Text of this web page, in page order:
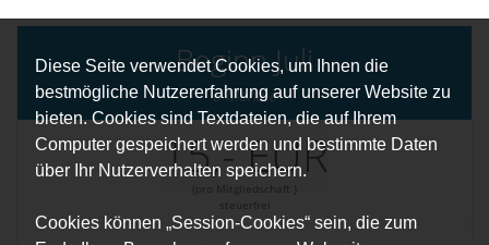
Diese Seite verwendet Cookies, um Ihnen die
bestmögliche Nutzererfahrung auf unserer Website zu
bieten. Cookies sind Textdateien, die auf Ihrem
Computer gespeichert werden und bestimmte Daten
über Ihr Nutzerverhalten speichern.
Cookies können „Session-Cookies“ sein, die zum
Beginn Juli
6 Monate
15,- EUR
(pro Mitgliedschaft )
steuerfrei